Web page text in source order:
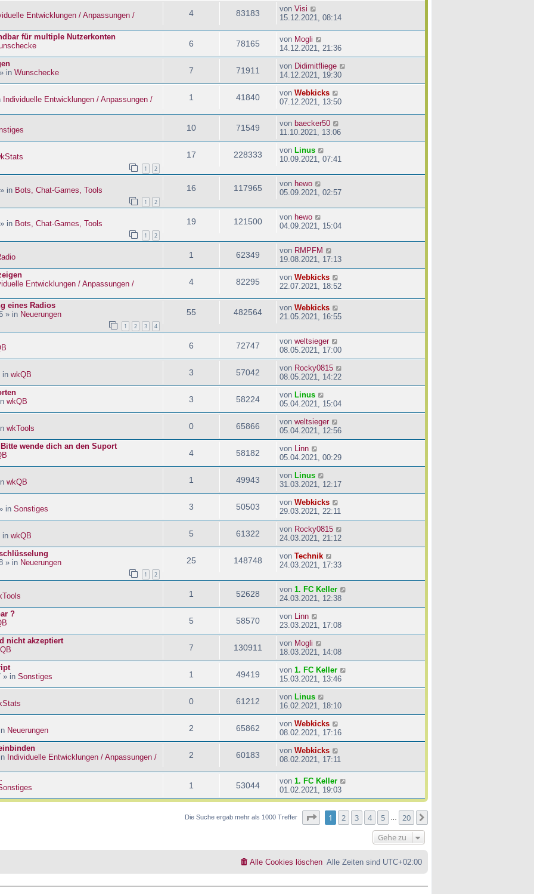
Entwicklungen / Anpassungen /
4 83183 von Visi
15.12.2021, 08:14
für multiple Nutzerkonten
6 78165 von Mogli
14.12.2021, 21:36
in Wunschecke 7 71911 von Didimitfliege
14.12.2021, 19:30
Individuelle Entwicklungen / Anpassungen /
1 41840 von Webkicks
07.12.2021, 13:50
10 71549 von baecker50
11.10.2021, 13:06
1 2
17 228333 von Linus
10.09.2021, 07:41
in Bots, Chat-Games, Tools
1 2
16 117965 von hewo
05.09.2021, 02:57
in Bots, Chat-Games, Tools
1 2
19 121500 von hewo
04.09.2021, 15:04
1 62349 von RMPFM
19.08.2021, 17:13
Entwicklungen / Anpassungen /
4 82295 von Webkicks
22.07.2021, 18:52
eines Radios
» in Neuerungen
1 2 3 4
55 482564 von Webkicks
21.05.2021, 16:55
6 72747 von weltsieger
08.05.2021, 17:00
in wkQB 3 57042 von Rocky0815
08.05.2021, 14:22
wkQB 3 58224 von Linus
05.04.2021, 15:04
wkTools 0 65866 von weltsieger
05.04.2021, 12:56
wende dich an den Suport
4 58182 von Linn
05.04.2021, 00:29
wkQB 1 49943 von Linus
31.03.2021, 12:17
in Sonstiges 3 50503 von Webkicks
29.03.2021, 22:11
in wkQB 5 61322 von Rocky0815
24.03.2021, 21:12
» in Neuerungen
1 2
25 148748 von Technik
24.03.2021, 17:33
1 52628 von 1. FC Keller
24.03.2021, 12:38
?
5 58570 von Linn
23.03.2021, 17:08
nicht akzeptiert
7 130911 von Mogli
18.03.2021, 14:08
» in Sonstiges 1 49419 von 1. FC Keller
15.03.2021, 13:46
0 61212 von Linus
16.02.2021, 18:10
Neuerungen 2 65862 von Webkicks
08.02.2021, 17:16
Individuelle Entwicklungen / Anpassungen /
2 60183 von Webkicks
08.02.2021, 17:11
1 53044 von 1. FC Keller
01.02.2021, 19:03
Die Suche ergab mehr als 1000 Treffer Seite von20
1 2 3 4 5 20
Gehe zu
Alle Zeiten sind UTC+02:00
Alle Cookies löschen